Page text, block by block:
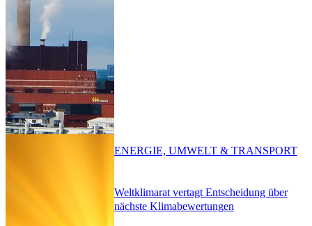
Weltklimarat vertagt Entscheidung über
nächste Klimabewertungen
ENERGIE, UMWELT & TRANSPORT